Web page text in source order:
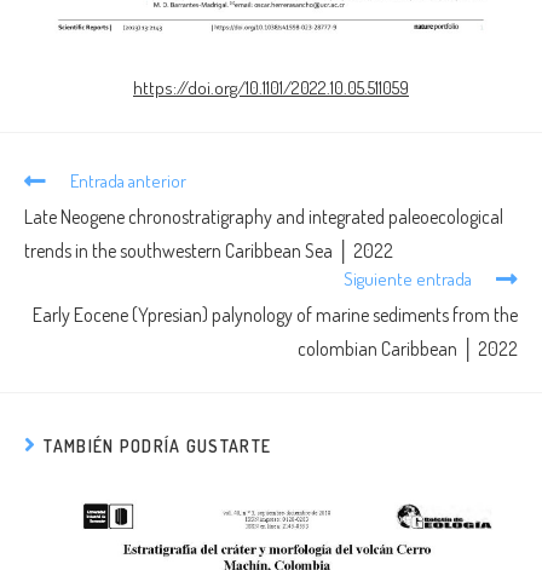
https://doi.org/10.1101/2022.10.05.511059
Entrada anterior
Late Neogene chronostratigraphy and integrated paleoecological
trends in the southwestern Caribbean Sea │ 2022
Siguiente entrada
Early Eocene (Ypresian) palynology of marine sediments from the
colombian Caribbean │ 2022
TAMBIÉN PODRÍA GUSTARTE